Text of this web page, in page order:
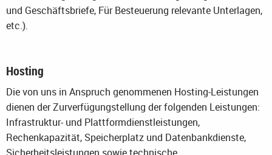
und Geschäftsbriefe, Für Besteuerung relevante Unterlagen,
etc.).
Hosting
Die von uns in Anspruch genommenen Hosting-Leistungen
dienen der Zurverfügungstellung der folgenden Leistungen:
Infrastruktur- und Plattformdienstleistungen,
Rechenkapazität, Speicherplatz und Datenbankdienste,